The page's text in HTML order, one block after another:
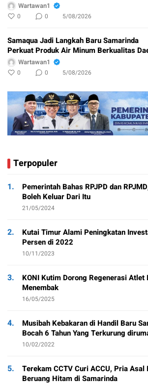
Wartawan1
0 0 5/08/2026
Samaqua Jadi Langkah Baru Samarinda
Perkuat Produk Air Minum Berkualitas
Wartawan1
0 0 5/08/2026
Terpopuler
1.
Pemerintah Bahas RPJPD dan
Boleh Keluar Dari Itu
21/05/2024
2.
Kutai Timur Alami Peningkatan
Persen di 2022
10/11/2023
3.
KONI Kutim Dorong Regenerasi Atlet
Menembak
16/05/2025
4.
Musibah Kebakaran di Handil Baru
Bocah 6 Tahun Yang Terkurung
10/02/2022
5.
Terekam CCTV Curi ACCU, Pria
Beruang Hitam di Samarinda